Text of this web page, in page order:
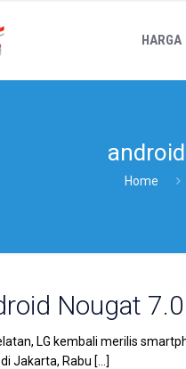
HARGA
Home
Nougat
LG kembali merilis
Jakarta, Rabu […]